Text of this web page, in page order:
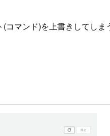
マンド)を上書きしてし